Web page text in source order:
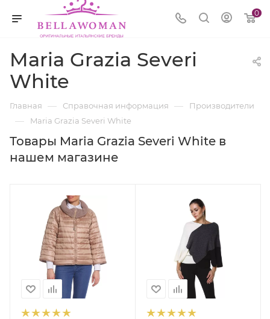
0
Maria Grazia Severi
White
Главная — Справочная информация — Производители
— Maria Grazia Severi White
Товары Maria Grazia Severi White в
нашем магазине